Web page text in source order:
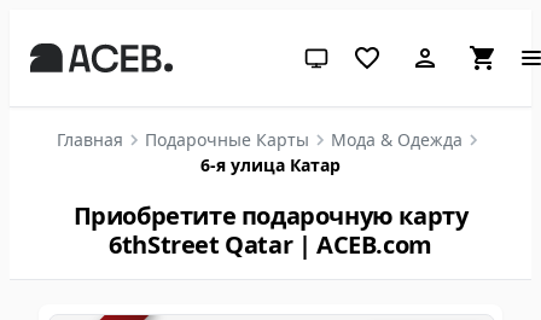
Системная тема (нажмите
Главная Подарочные Карты
Мода & Одежда
6-я улица Катар
Приобретите подарочную карту
6thStreet Qatar | ACEB.com